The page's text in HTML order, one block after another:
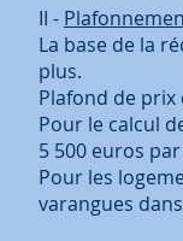
II -
La base de la
plus.
Plafond de
Pour le calcul
5 500 euros
Pour les
varangues